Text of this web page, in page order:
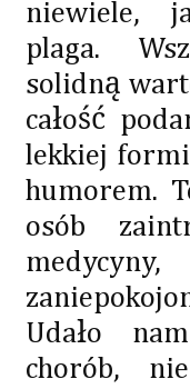
niewiele,
plaga.
solidną
całość
lekkiej
humorem.
osób
Udało
chorób,